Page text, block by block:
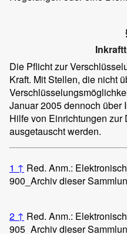
Die Pflicht zur
Kraft. Mit Stellen, die nicht
Januar 2005 dennoch über
Hilfe von Einrichtungen zur
ausgetauscht werden.
1 ↑ Red. Anm.:
900_Archiv dieser
2 ↑ Red. Anm.:
905_Archiv dieser